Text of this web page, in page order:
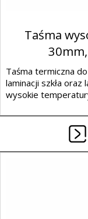
Taśma
Taśma termiczna
laminacji szkła
wysokie